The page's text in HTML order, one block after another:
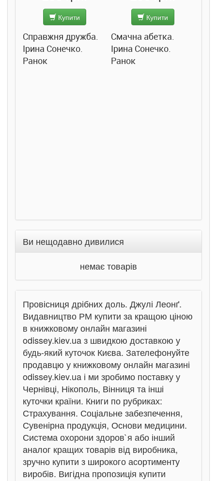
Купити
Справжня дружба.
Ірина Сонечко.
Ранок
Купити
Смачна абетка.
Ірина Сонечко.
Ранок
Ви нещодавно дивилися
немає товарів
Провісниця дрібних доль. Джулі Леонґ.
Видавництво РМ купити за кращою ціною
в книжковому онлайн магазині
odissey.kiev.ua з швидкою доставкою у
будь-який куточок Києва. Зателефонуйте
продавцю у книжковому онлайн магазині
odissey.kiev.ua і ми зробимо поставку у
Чернівці, Нікополь, Вінниця та інші
куточки країни. Книги по рубриках:
Страхування. Соціальне забезпечення,
Сувенірна продукція, Основи медицини.
Система охорони здоров`я або інший
аналог кращих товарів від виробника,
зручно купити з широкого асортименту
виробів. Вигідна пропозиція купити